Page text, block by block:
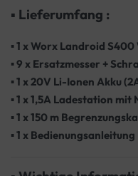
▪ Lieferumfang :
▪1 x Worx Landroid
▪9 x Ersatzmesser +
▪1 x 20V Li-Ionen Akku
▪1 x 1,5A Ladestation
▪1 x 150 m
▪1 x Bedienungsanleitung